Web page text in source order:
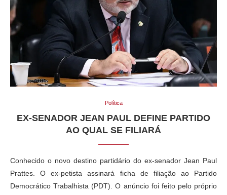
Política
EX-SENADOR JEAN PAUL DEFINE PARTIDO
AO QUAL SE FILIARÁ
Conhecido o novo destino partidário do ex-senador Jean Paul
Prattes. O ex-petista assinará ficha de filiação ao Partido
Democrático Trabalhista (PDT). O anúncio foi feito pelo próprio